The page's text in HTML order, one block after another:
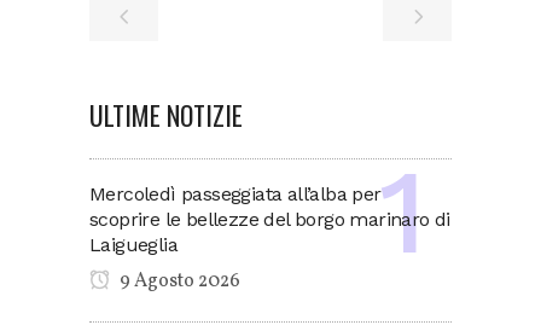
ULTIME NOTIZIE
Mercoledì passeggiata all’alba per
scoprire le bellezze del borgo marinaro di
Laigueglia
9 Agosto 2026